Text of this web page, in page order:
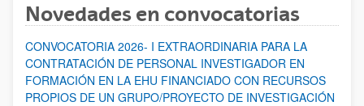
Novedades en convocatorias
CONVOCATORIA 2026- I EXTRAORDINARIA PARA LA
CONTRATACIÓN DE PERSONAL INVESTIGADOR EN
FORMACIÓN EN LA EHU FINANCIADO CON RECURSOS
PROPIOS DE UN GRUPO/PROYECTO DE INVESTIGACIÓN